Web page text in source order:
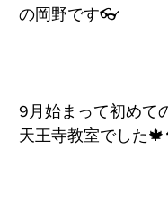
の岡野です👓
9月始まって初めて
天王寺教室でした